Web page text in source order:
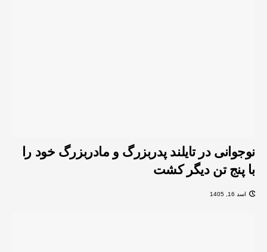
نوجوانی در تایلند پدربزرگ و مادربزرگ خود را
با پنج تن دیگر کشت
اسد 16, 1405